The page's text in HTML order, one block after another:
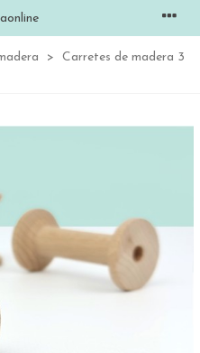
>
Carretes de madera 3